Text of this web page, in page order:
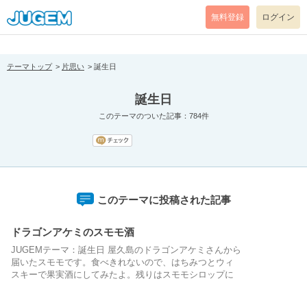
[pear_error: message="Success" code=0 mode=return level=notice
prefix="" info=""]
無料登録 ログイン
テーマトップ 片思い 誕生日
誕生日
このテーマのついた記事：784件
このテーマに投稿された記事
ドラゴンアケミのスモモ酒
JUGEMテーマ：誕生日 屋久島のドラゴンアケミさんから
届いたスモモです。食べきれないので、はちみつとウィ
スキーで果実酒にしてみたよ。残りはスモモシロップに